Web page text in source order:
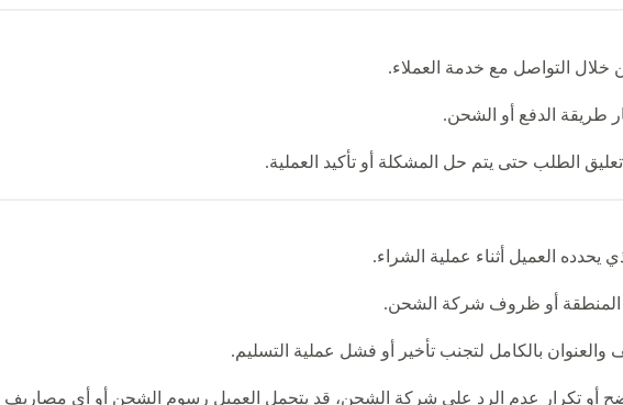
خلال التواصل مع خدمة العملاء.
طريقة الدفع أو الشحن.
الطلب حتى يتم حل المشكلة أو تأكيد العملية.
يحدده العميل أثناء عملية الشراء.
المنطقة أو ظروف شركة الشحن.
بالكامل لتجنب تأخير أو فشل عملية التسليم.
تكرار عدم الرد على شركة الشحن، قد يتحمل العميل رسوم الشحن أو أي مصاريف